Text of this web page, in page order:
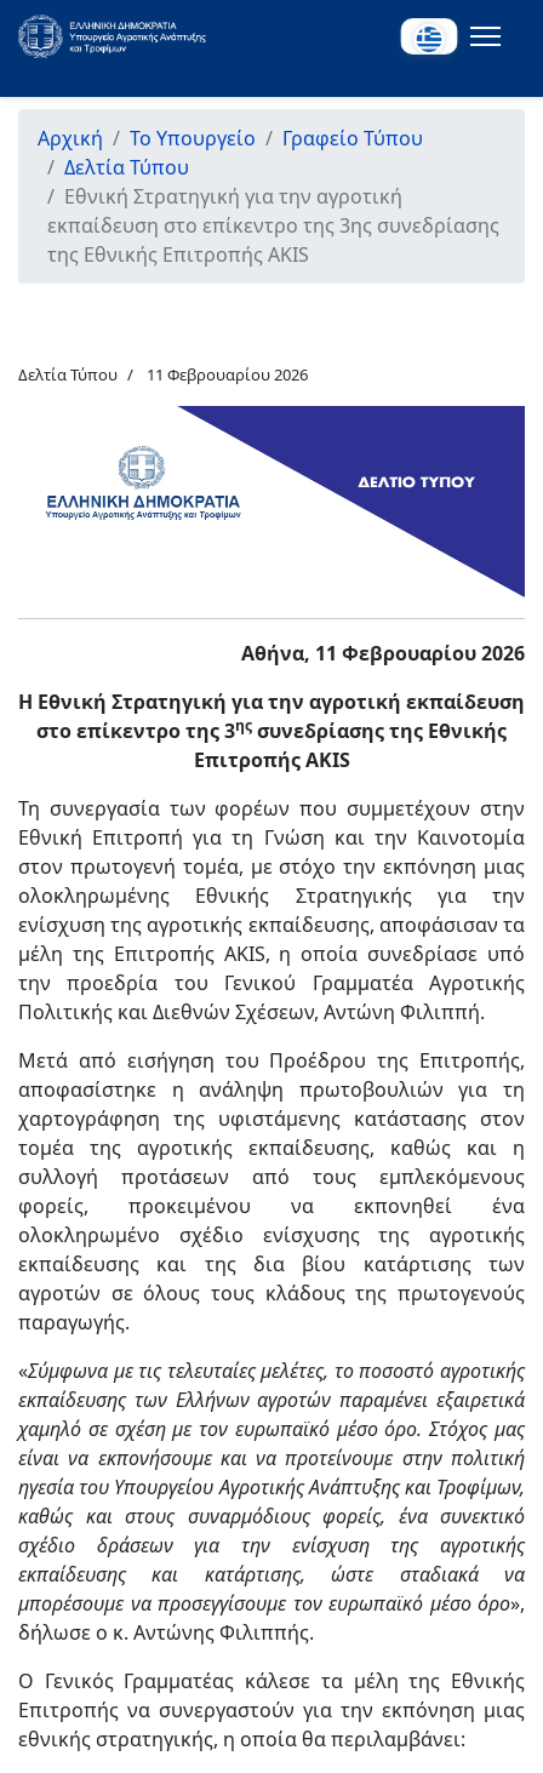
Αρχική Το Υπουργείο
Γραφείο Τύπου
Δελτία Τύπου
Εθνική Στρατηγική για την αγροτική
εκπαίδευση στο επίκεντρο της 3ης συνεδρίασης
της Εθνικής Επιτροπής AKIS
Δελτία Τύπου 11 Φεβρουαρίου 2026
Αθήνα, 11 Φεβρουαρίου 2026
Η Εθνική Στρατηγική για την αγροτική εκπαίδευση
στο επίκεντρο της 3ης συνεδρίασης της Εθνικής
Επιτροπής AKIS
Τη συνεργασία των φορέων που συμμετέχουν στην
Εθνική Επιτροπή για τη Γνώση και την Καινοτομία
στον πρωτογενή τομέα, με στόχο την εκπόνηση μιας
ολοκληρωμένης Εθνικής Στρατηγικής για την
ενίσχυση της αγροτικής εκπαίδευσης, αποφάσισαν τα
μέλη της Επιτροπής AKIS, η οποία συνεδρίασε υπό
την προεδρία του Γενικού Γραμματέα Αγροτικής
Πολιτικής και Διεθνών Σχέσεων, Αντώνη Φιλιππή.
Μετά από εισήγηση του Προέδρου της Επιτροπής,
αποφασίστηκε η ανάληψη πρωτοβουλιών για τη
χαρτογράφηση της υφιστάμενης κατάστασης στον
τομέα της αγροτικής εκπαίδευσης, καθώς και η
συλλογή προτάσεων από τους εμπλεκόμενους
φορείς, προκειμένου να εκπονηθεί ένα
ολοκληρωμένο σχέδιο ενίσχυσης της αγροτικής
εκπαίδευσης και της δια βίου κατάρτισης των
αγροτών σε όλους τους κλάδους της πρωτογενούς
παραγωγής.
«Σύμφωνα με τις τελευταίες μελέτες, το ποσοστό αγροτικής
εκπαίδευσης των Ελλήνων αγροτών παραμένει εξαιρετικά
χαμηλό σε σχέση με τον ευρωπαϊκό μέσο όρο. Στόχος μας
είναι να εκπονήσουμε και να προτείνουμε στην πολιτική
ηγεσία του Υπουργείου Αγροτικής Ανάπτυξης και Τροφίμων,
καθώς και στους συναρμόδιους φορείς, ένα συνεκτικό
σχέδιο δράσεων για την ενίσχυση της αγροτικής
εκπαίδευσης και κατάρτισης, ώστε σταδιακά να
μπορέσουμε να προσεγγίσουμε τον ευρωπαϊκό μέσο όρο»,
δήλωσε ο κ. Αντώνης Φιλιππής.
Ο Γενικός Γραμματέας κάλεσε τα μέλη της Εθνικής
Επιτροπής να συνεργαστούν για την εκπόνηση μιας
εθνικής στρατηγικής, η οποία θα περιλαμβάνει: